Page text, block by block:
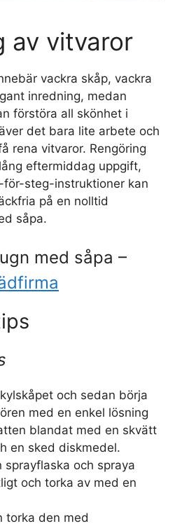
av vitvaror
vackra skåp, vackra
inredning, medan
förstöra all skönhet i
det bara lite arbete och
rena vitvaror. Rengöring
eftermiddag uppgift,
steg-instruktioner kan
på en nolltid
såpa.
med såpa –
och sedan börja
med en enkel lösning
blandat med en skvätt
en sked diskmedel.
sprayflaska och spraya
och torka av med en
torka den med